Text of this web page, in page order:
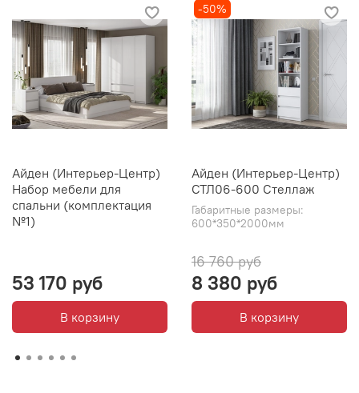
Айден (Интерьер-Центр)
Набор мебели для
спальни (комплектация
№1)
53 170 руб
В корзину
-50%
Айден (Интерьер-Центр)
СТЛ06-600 Стеллаж
Габаритные размеры:
600*350*2000мм
16 760 руб
8 380 руб
В корзину